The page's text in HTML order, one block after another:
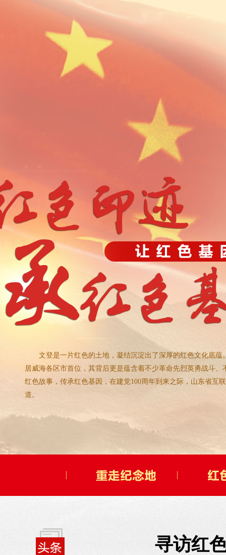
文登是一片红色的土地，凝结沉淀出了深厚的红色文化底
居威海各区市首位，其背后更是蕴含着不少革命先烈英勇战斗
红色故事，传承红色基因，在建党100周年到来之际，山东省互
道。
寻访红